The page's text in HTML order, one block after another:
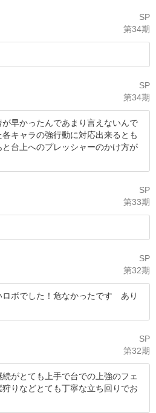
SP
第34期
SP
第34期
早かったんであまり言えないんで
キャラの強行動に対応出来るとも
台上へのプレッシャーのかけ方が
SP
第33期
SP
第32期
ロボでした！危なかったです あり
SP
第32期
がとても上手で台での上強のフェ
りなどとても丁寧な立ち回りでお